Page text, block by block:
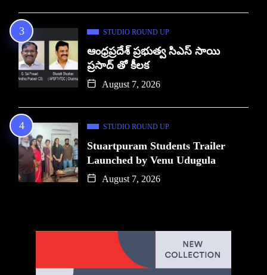
STUDIO ROUND UP
ఆంధ్రప్రదేశ్ ప్రభుత్వ సిఎస్ సాయి
ప్రసాద్ తో కీలక
August 7, 2026
STUDIO ROUND UP
Stuartpuram Students Trailer
Launched by Venu Udugula
August 7, 2026